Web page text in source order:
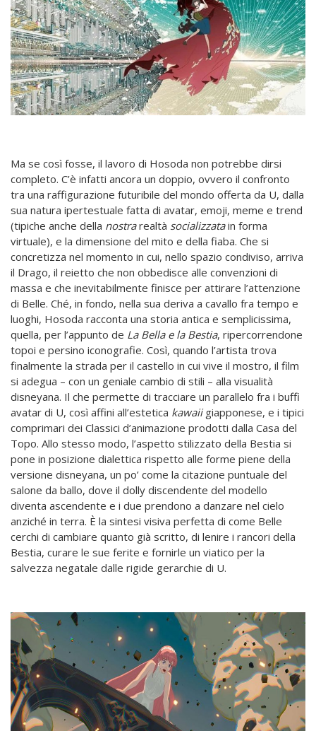
Ma se così fosse, il lavoro di Hosoda non potrebbe dirsi
completo. C’è infatti ancora un doppio, ovvero il confronto
tra una raffigurazione futuribile del mondo offerta da U, dalla
sua natura ipertestuale fatta di avatar, emoji, meme e trend
(tipiche anche della nostrarealtà socializzatain forma
virtuale), e la dimensione del mito e della fiaba. Che si
concretizza nel momento in cui, nello spazio condiviso, arriva
il Drago, il reietto che non obbedisce alle convenzioni di
massa e che inevitabilmente finisce per attirare l’attenzione
di Belle. Ché, in fondo, nella sua deriva a cavallo fra tempo e
luoghi, Hosoda racconta una storia antica e semplicissima,
quella, per l’appunto de La Bella e la Bestia, ripercorrendone
topoi e persino iconografie. Così, quando l’artista trova
finalmente la strada per il castello in cui vive il mostro, il film
si adegua – con un geniale cambio di stili – alla visualità
disneyana. Il che permette di tracciare un parallelo fra i buffi
avatar di U, così affini all’estetica kawaiigiapponese, e i tipici
comprimari dei Classici d’animazione prodotti dalla Casa del
Topo. Allo stesso modo, l’aspetto stilizzato della Bestia si
pone in posizione dialettica rispetto alle forme piene della
versione disneyana, un po’ come la citazione puntuale del
salone da ballo, dove il dolly discendente del modello
diventa ascendente e i due prendono a danzare nel cielo
anziché in terra. È la sintesi visiva perfetta di come Belle
cerchi di cambiare quanto già scritto, di lenire i rancori della
Bestia, curare le sue ferite e fornirle un viatico per la
salvezza negatale dalle rigide gerarchie di U.